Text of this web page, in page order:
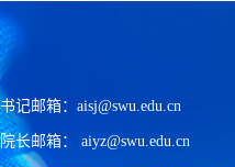
书记邮箱：aisj@swu.edu.cn
院长邮箱： aiyz@swu.edu.cn